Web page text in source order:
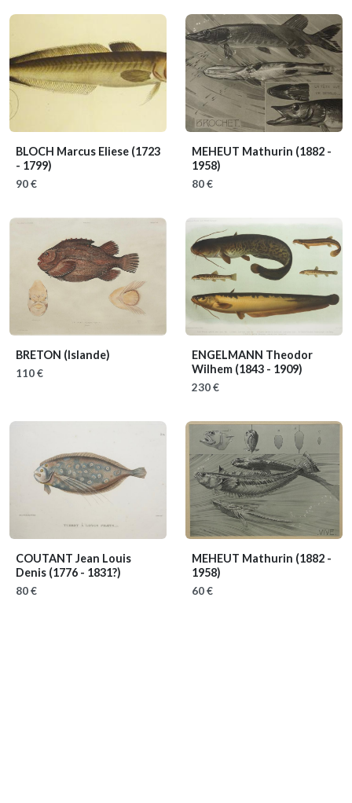
BLOCH Marcus Eliese (1723
- 1799)
90 €
MEHEUT Mathurin (1882 -
1958)
80 €
BRETON (Islande)
110 €
ENGELMANN Theodor
Wilhem (1843 - 1909)
230 €
COUTANT Jean Louis
Denis (1776 - 1831?)
80 €
MEHEUT Mathurin (1882 -
1958)
60 €